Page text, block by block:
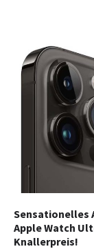
Sensationelles
Apple Watch
Knallerpreis!